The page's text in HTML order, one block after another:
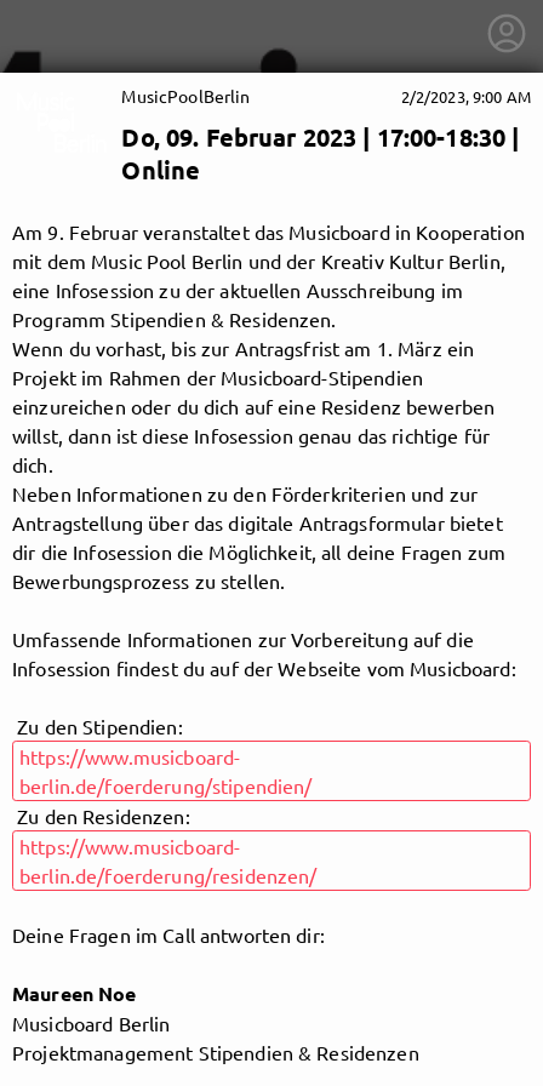
Follow MusicPoolBerlin here!
About
MusicPoolBerlin 2/2/2023, 9:00 AM
Do, 09. Februar 2023 | 17:00-18:30 |
Online
Am 9. Februar veranstaltet das Musicboard in Kooperation
mit dem Music Pool Berlin und der Kreativ Kultur Berlin,
eine Infosession zu der aktuellen Ausschreibung im
Programm Stipendien & Residenzen.
Wenn du vorhast, bis zur Antragsfrist am 1. März ein
Projekt im Rahmen der Musicboard-Stipendien
einzureichen oder du dich auf eine Residenz bewerben
willst, dann ist diese Infosession genau das richtige für
dich.
Neben Informationen zu den Förderkriterien und zur
Antragstellung über das digitale Antragsformular bietet
dir die Infosession die Möglichkeit, all deine Fragen zum
Bewerbungsprozess zu stellen.
Umfassende Informationen zur Vorbereitung auf die
Infosession findest du auf der Webseite vom Musicboard:
Zu den Stipendien:
https://www.musicboard-
berlin.de/foerderung/stipendien/
Zu den Residenzen:
https://www.musicboard-
berlin.de/foerderung/residenzen/
Deine Fragen im Call antworten dir:
Maureen Noe
Musicboard Berlin
Projektmanagement Stipendien & Residenzen
Follow
MusicPoolBerlin
get access to all exclusive posts.